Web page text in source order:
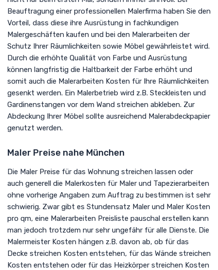
Beauftragung einer professionellen Malerfirma haben Sie den
Vorteil, dass diese ihre Ausrüstung in fachkundigen
Malergeschäften kaufen und bei den Malerarbeiten der
Schutz Ihrer Räumlichkeiten sowie Möbel gewährleistet wird.
Durch die erhöhte Qualität von Farbe und Ausrüstung
können langfristig die Haltbarkeit der Farbe erhöht und
somit auch die Malerarbeiten Kosten für Ihre Räumlichkeiten
gesenkt werden. Ein Malerbetrieb wird z.B. Steckleisten und
Gardinenstangen vor dem Wand streichen abkleben. Zur
Abdeckung Ihrer Möbel sollte ausreichend Malerabdeckpapier
genutzt werden.
Maler Preise nahe München
Die Maler Preise für das Wohnung streichen lassen oder
auch generell die Malerkosten für Maler und Tapezierarbeiten
ohne vorherige Angaben zum Auftrag zu bestimmen ist sehr
schwierig. Zwar gibt es Stundensatz Maler und Maler Kosten
pro qm, eine Malerarbeiten Preisliste pauschal erstellen kann
man jedoch trotzdem nur sehr ungefähr für alle Dienste. Die
Malermeister Kosten hängen z.B. davon ab, ob für das
Decke streichen Kosten entstehen, für das Wände streichen
Kosten entstehen oder für das Heizkörper streichen Kosten